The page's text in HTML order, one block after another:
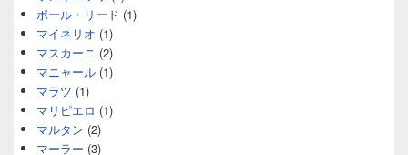
ポール・リード (1)
マイネリオ (1)
マスカーニ (2)
マニャール (1)
マラツ (1)
マリピエロ (1)
マルタン (2)
マーラー (3)